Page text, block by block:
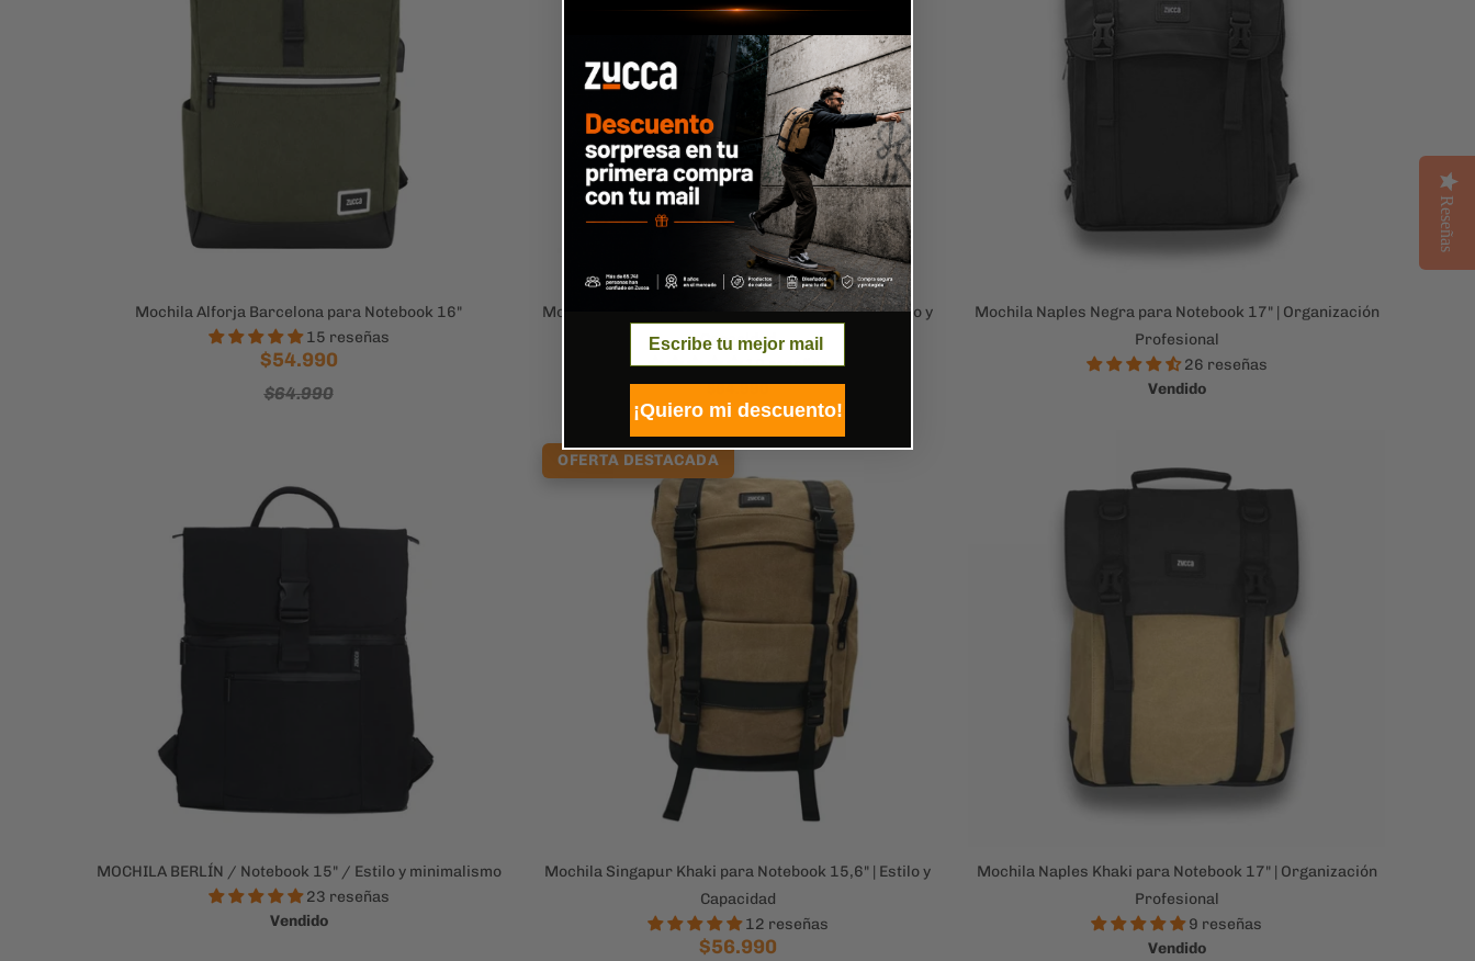
Mochila Alforja Barcelona para Notebook 16"
15 reseñas
$54.990
$64.990
Mochila Singapur Negra para Notebook 15.6" | Estilo y
Capacidad
19 reseñas
$64.990
Mochila Naples Negra para Notebook 17" | Organización
Profesional
26 reseñas
Vendido
MOCHILA BERLÍN / Notebook 15" / Estilo y minimalismo
23 reseñas
Vendido
OFERTA DESTACADA
Mochila Singapur Khaki para Notebook 15,6" | Estilo y
Capacidad
12 reseñas
$56.990
Mochila Naples Khaki para Notebook 17" | Organización
Profesional
9 reseñas
Vendido
Reseñas
¡Quiero mi descuento!